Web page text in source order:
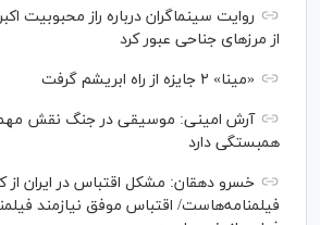
روایت سینماگران درباره راز محبوبیت
از مرزهای جناحی عبور کرد
«مینا» ۲ جایزه از راه ابریشم گرفت
آرش امینی: موسیقی در جنگ نقش
همبستگی دارد
خسرو دهقان: مشکل اقتباس در ایران از
فیلمنامه‌هاست/ اقتباس موفق نیازمند